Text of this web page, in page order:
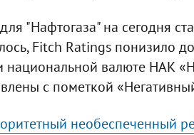
"Нафтогаза" на сегодня
Fitch Ratings понизило
национальной валюте НАК
с пометкой
необеспеченный